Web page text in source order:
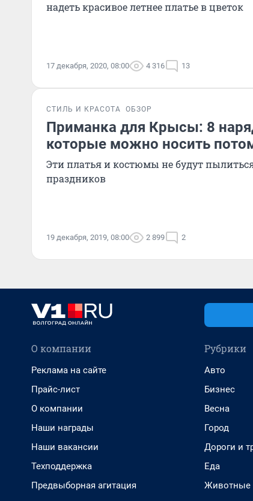
надеть красивое летнее платье в цветок
17 декабря, 2020, 08:00 4 316 13
СТИЛЬ И КРАСОТА ОБЗОР
Приманка для Крысы: 8
которые можно носить
Эти платья и костюмы не будут
праздников
19 декабря, 2019, 08:00 2 899 2
О компании
Реклама на сайте
Прайс-лист
О компании
Наши награды
Наши вакансии
Техподдержка
Предвыборная агитация
Рубрики
Авто
Бизнес
Весна
Город
Дороги и
Еда
Животные